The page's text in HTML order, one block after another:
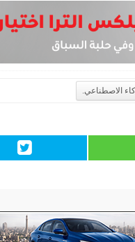
الاصطناعي.